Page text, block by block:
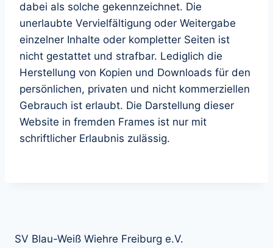
dabei als solche gekennzeichnet. Die
unerlaubte Vervielfältigung oder Weitergabe
einzelner Inhalte oder kompletter Seiten ist
nicht gestattet und strafbar. Lediglich die
Herstellung von Kopien und Downloads für den
persönlichen, privaten und nicht kommerziellen
Gebrauch ist erlaubt. Die Darstellung dieser
Website in fremden Frames ist nur mit
schriftlicher Erlaubnis zulässig.
SV Blau-Weiß Wiehre Freiburg e.V.